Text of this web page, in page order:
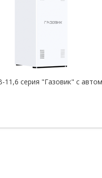
серия "Газовик" с